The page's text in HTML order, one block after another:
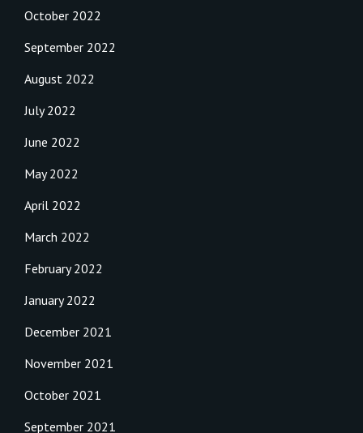
October 2022
September 2022
August 2022
July 2022
June 2022
May 2022
April 2022
March 2022
February 2022
January 2022
December 2021
November 2021
October 2021
September 2021